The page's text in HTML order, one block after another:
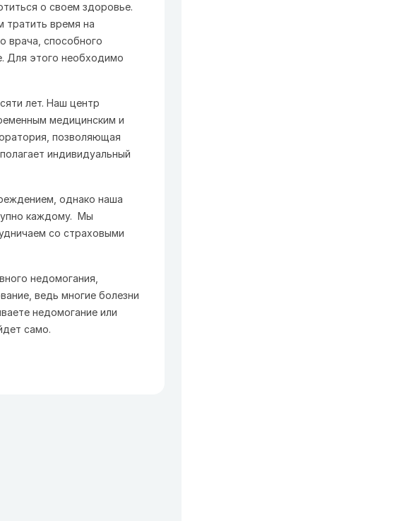
о своем здоровье.
тратить время на
врача, способного
Для этого необходимо
лет. Наш центр
медицинским и
позволяющая
индивидуальный
однако наша
каждому. Мы
со страховыми
недомогания,
ведь многие болезни
недомогание или
само.